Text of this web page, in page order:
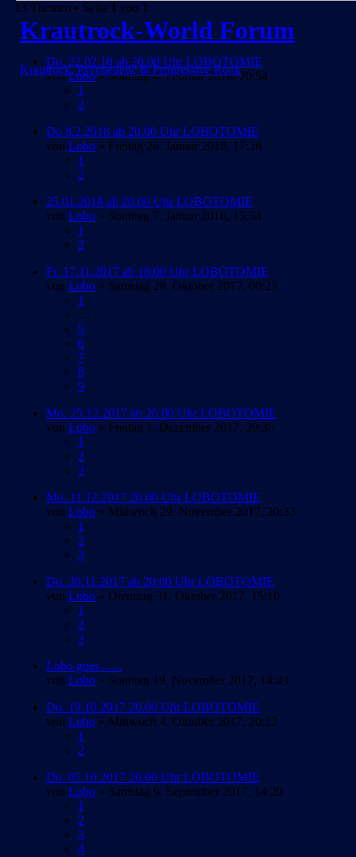
Krautrock-World Forum
Krautrock, Psychedelic & Progressive Rock
13 Themen • Seite 1 von 1
Themen
Do. 22.02.18 ab 20.00 Uhr LOBOTOMIE
vonLobo» Sonntag 4. Februar 2018, 20:54
1
2
Do 8.2.2018 ab 20.00 Uhr LOBOTOMIE
von Lobo » Freitag 26. Januar 2018, 17:38
1
2
25.01.2018 ab 20.00 Uhr LOBOTOMIE
von Lobo » Sonntag 7. Januar 2018, 15:54
1
2
Fr. 17.11.2017 ab 18:00 Uhr LOBOTOMIE
von Lobo » Samstag 28. Oktober 2017, 00:23
1
…
5
6
7
8
9
Mo. 25.12.2017 ab 20.00 Uhr LOBOTOMIE
von Lobo » Freitag 1. Dezember 2017, 20:36
1
2
3
Mo. 11.12.2017 20.00 Uhr LOBOTOMIE
von Lobo » Mittwoch 29. November 2017, 20:33
1
2
3
Do. 30.11.2017 ab 20:00 Uhr LOBOTOMIE
von Lobo » Dienstag 31. Oktober 2017, 15:10
1
2
3
Lobo goes ......
von Lobo » Sonntag 19. November 2017, 14:43
Do. 19.10.2017 20.00 Uhr LOBOTOMIE
von Lobo » Mittwoch 4. Oktober 2017, 20:22
1
2
Do. 05.10.2017 20.00 Uhr LOBOTOMIE
von Lobo » Samstag 9. September 2017, 14:20
1
2
3
4